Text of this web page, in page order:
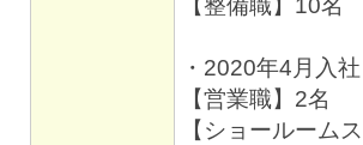
【整備職】10名
・2020年4月入社
【営業職】2名
【ショールーム